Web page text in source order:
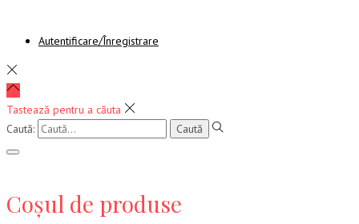
Autentificare/Înregistrare
Tastează pentru a căuta
Caută:
Coșul de produse